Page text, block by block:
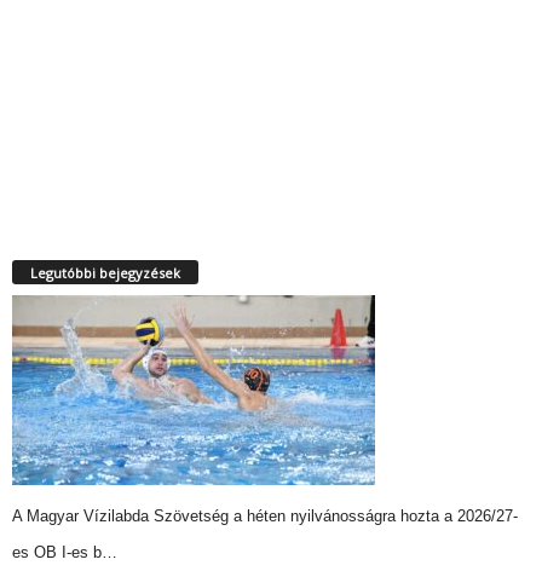
Legutóbbi bejegyzések
A Magyar Vízilabda Szövetség a héten nyilvánosságra hozta a 2026/27-
es OB I-es b…